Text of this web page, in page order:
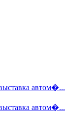
автом�...
автом�...